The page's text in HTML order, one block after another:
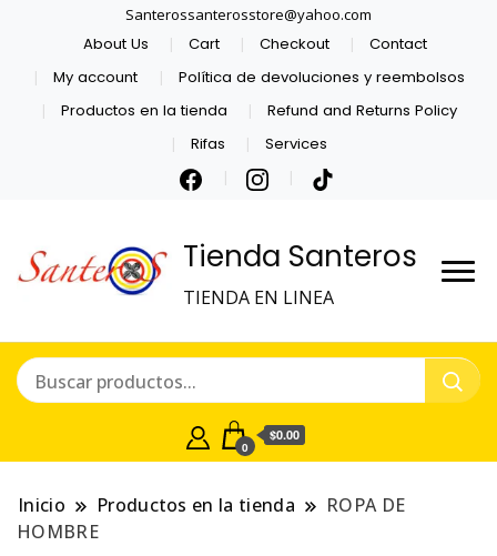
Santerossanterosstore@yahoo.com
About Us Cart Checkout
Contact
My account
Política de devoluciones y reembolsos
Productos en la tienda
Refund and Returns Policy
Rifas
Services
Tienda Santeros
TIENDA EN LINEA
0
$0.00
Inicio Productos en la tienda
ROPA DE
HOMBRE